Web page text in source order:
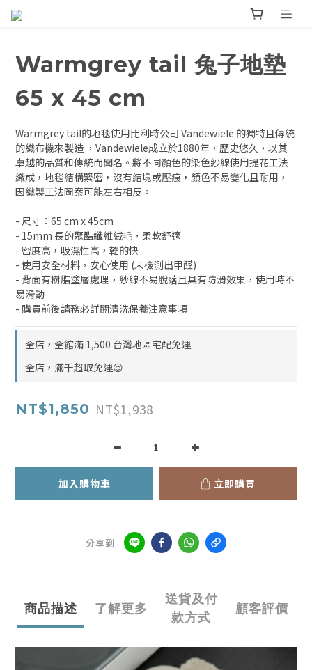
Warmgrey tail 兔子地墊
65 x 45 cm
Warmgrey tail的地毯使用比利時公司 Vandewiele 的獨特且傳統
的織布機來製造 ，Vandewiele成立於1880年，歷史悠久，以其
卓越的品質和傳統而聞名。將不同顏色的染色紗線使用提花工法
織成，地毯結構緊密，沒有結塊或壓痕，顏色不易變化且耐用，
因織製工法圖案可能左右相反。
- 尺寸：65 cm x 45cm
- 15mm 長的聚酯纖維絨毛，柔軟舒適
- 密度高，吸濕性高，乾的快
- 使用安全材料，安心使用 (未檢測出甲醛)
- 背面有樹脂塗層處理，紗線不易脫落且具有防滑效果，使用時不
易滑動
- 購買前後請務必詳閱清洗保養注意事項
全店，全館滿 1,500 台灣地區宅配免運
全店，滿千超取免運😌
NT$1,850 NT$1,938
加入購物車 立即購買
分享到
商品描述 了解更多
送貨及付
款方式
顧客評價